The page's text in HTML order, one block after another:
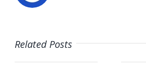
Related Posts